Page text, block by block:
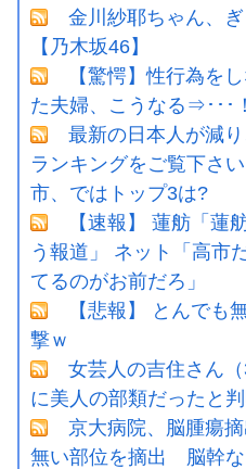
金川紗耶ちゃん、
【乃木坂46】
【驚愕】性行為を
た夫婦、こうなる⇒･･･
最新の日本人が減
ランキングをご覧下さ
市、ではトップ3は?
【速報】 蓮舫「蓮
う報道」 ネット「高市
てるのがお前だろ」
【悲報】 とんでも
撃ｗ
女芸人の吉住さん
に美人の部類だったと
京大病院、脳腫瘍
無い部位を摘出 脳幹な